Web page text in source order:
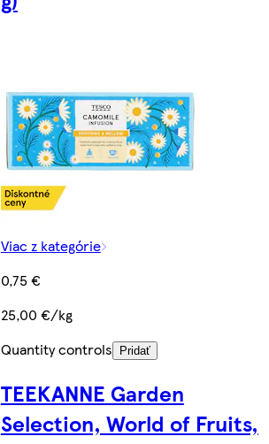
Viac z kategórie
0,75 €
25,00 €/kg
Quantity controls
Pridať
TEEKANNE Garden
Selection, World of Fruits,